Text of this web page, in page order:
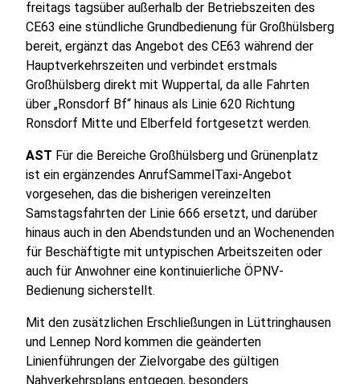
freitags tagsüber außerhalb der Betriebszeiten des
CE63 eine stündliche Grundbedienung für Großhülsberg
bereit, ergänzt das Angebot des CE63 während der
Hauptverkehrszeiten und verbindet erstmals
Großhülsberg direkt mit Wuppertal, da alle Fahrten
über „Ronsdorf Bf“ hinaus als Linie 620 Richtung
Ronsdorf Mitte und Elberfeld fortgesetzt werden.
AST Für die Bereiche Großhülsberg und Grünenplatz
ist ein ergänzendes AnrufSammelTaxi-Angebot
vorgesehen, das die bisherigen vereinzelten
Samstagsfahrten der Linie 666 ersetzt, und darüber
hinaus auch in den Abendstunden und an Wochen­enden
für Beschäftigte mit untypischen Arbeitszeiten oder
auch für Anwohner eine kontinuierliche ÖPNV-
Bedienung sicherstellt.
Mit den zusätzlichen Erschließungen in Lüttringhausen
und Lennep Nord kommen die geänder­ten
Linienführungen der Zielvorgabe des gültigen
Nahverkehrsplans entgegen, besonders